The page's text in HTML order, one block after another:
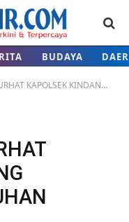
BUDAYA
KINDANG DENGARKAN KELUHAN MASYARAKAT